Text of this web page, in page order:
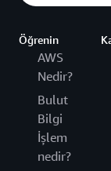
Öğrenin
AWS
Nedir?
Bulut
Bilgi
İşlem
nedir?